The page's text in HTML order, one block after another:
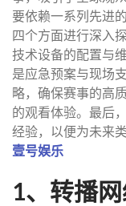
要依赖一系列先进
四个方面进行深入
技术设备的配置与
是应急预案与现场
略，确保赛事的高
的观看体验。最后
经验，以便为未来
壹号娱乐
1、转播